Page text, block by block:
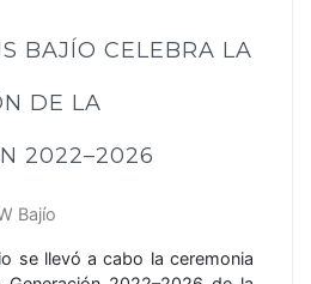
BAJÍO CELEBRA LA
DE LA
2022–2026
Bajío
se llevó a cabo la ceremonia